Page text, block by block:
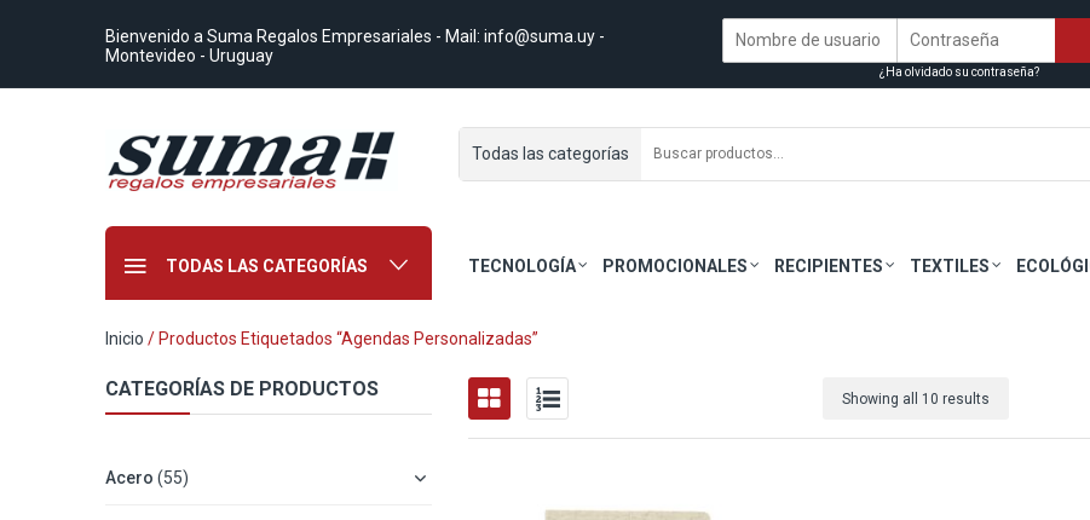
Bienvenido a Suma Regalos Empresariales - Mail: info@suma.uy -
Montevideo - Uruguay
¿Ha olvidado su contraseña?
Todas las categorías
TODAS LAS CATEGORÍAS TECNOLOGÍA PROMOCIONALES RECIPIENTES TEXTILES
Inicio / Productos Etiquetados “agendas Personalizadas”
CATEGORÍAS DE PRODUCTOS
Acero (55)
Showing all 10 results